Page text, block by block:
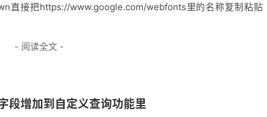
直接把https://www.google.com/webfonts里的名称复制粘贴
- 阅读全文 -
段增加到自定义查询功能里